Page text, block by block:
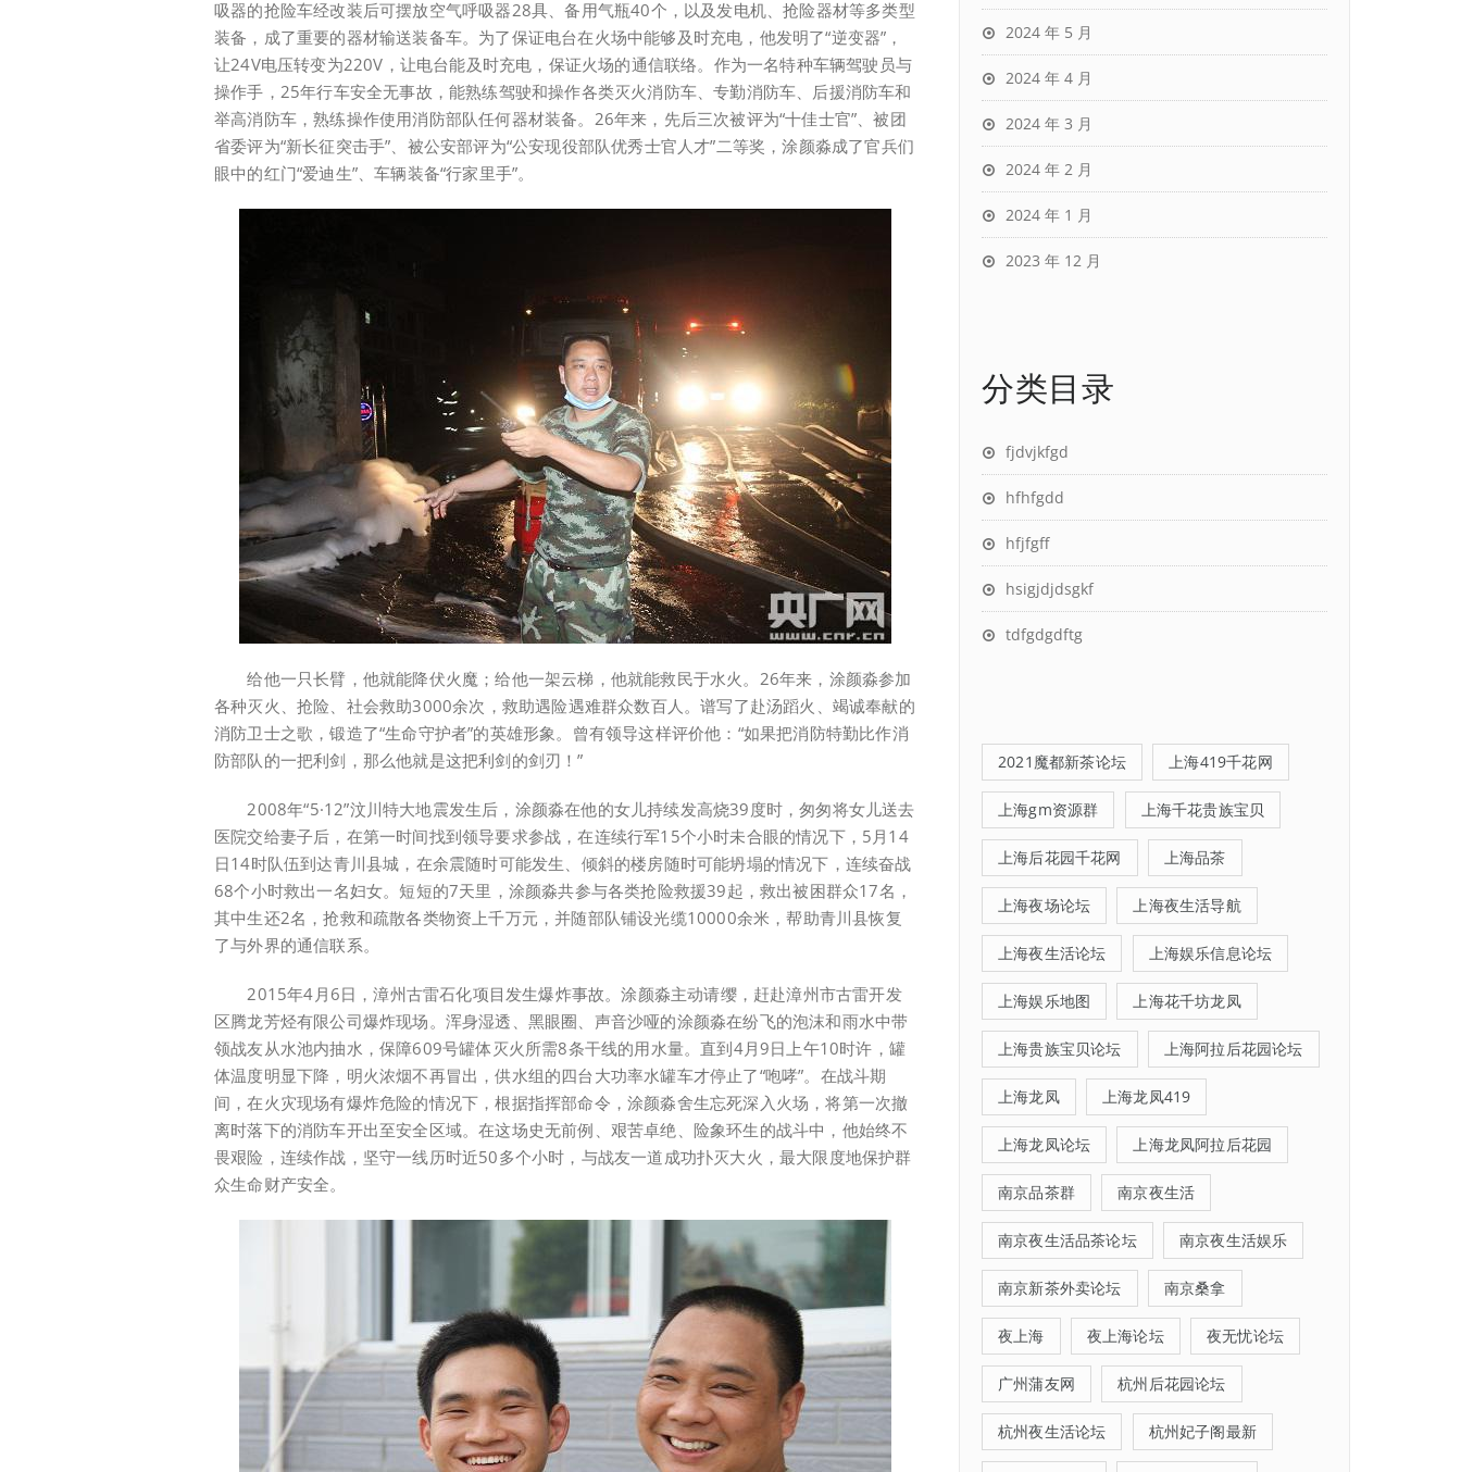
吸器的抢险车经改装后可摆放空气呼吸器28具、备用气瓶40个，以及发电机、抢险器材等多类型
装备，成了重要的器材输送装备车。为了保证电台在火场中能够及时充电，他发明了“逆变器”，
让24V电压转变为220V，让电台能及时充电，保证火场的通信联络。作为一名特种车辆驾驶员与
操作手，25年行车安全无事故，能熟练驾驶和操作各类灭火消防车、专勤消防车、后援消防车和
举高消防车，熟练操作使用消防部队任何器材装备。26年来，先后三次被评为“十佳士官”、被团
省委评为“新长征突击手”、被公安部评为“公安现役部队优秀士官人才”二等奖，涂颜淼成了官兵们
眼中的红门“爱迪生”、车辆装备“行家里手”。
给他一只长臂，他就能降伏火魔；给他一架云梯，他就能救民于水火。26年来，涂颜淼参加
各种灭火、抢险、社会救助3000余次，救助遇险遇难群众数百人。谱写了赴汤蹈火、竭诚奉献的
消防卫士之歌，锻造了“生命守护者”的英雄形象。曾有领导这样评价他：“如果把消防特勤比作消
防部队的一把利剑，那么他就是这把利剑的剑刃！”
2008年“5·12”汶川特大地震发生后，涂颜淼在他的女儿持续发高烧39度时，匆匆将女儿送去
医院交给妻子后，在第一时间找到领导要求参战，在连续行军15个小时未合眼的情况下，5月14
日14时队伍到达青川县城，在余震随时可能发生、倾斜的楼房随时可能坍塌的情况下，连续奋战
68个小时救出一名妇女。短短的7天里，涂颜淼共参与各类抢险救援39起，救出被困群众17名，
其中生还2名，抢救和疏散各类物资上千万元，并随部队铺设光缆10000余米，帮助青川县恢复
了与外界的通信联系。
2015年4月6日，漳州古雷石化项目发生爆炸事故。涂颜淼主动请缨，赶赴漳州市古雷开发
区腾龙芳烃有限公司爆炸现场。浑身湿透、黑眼圈、声音沙哑的涂颜淼在纷飞的泡沫和雨水中带
领战友从水池内抽水，保障609号罐体灭火所需8条干线的用水量。直到4月9日上午10时许，罐
体温度明显下降，明火浓烟不再冒出，供水组的四台大功率水罐车才停止了“咆哮”。在战斗期
间，在火灾现场有爆炸危险的情况下，根据指挥部命令，涂颜淼舍生忘死深入火场，将第一次撤
离时落下的消防车开出至安全区域。在这场史无前例、艰苦卓绝、险象环生的战斗中，他始终不
畏艰险，连续作战，坚守一线历时近50多个小时，与战友一道成功扑灭大火，最大限度地保护群
众生命财产安全。
2024 年 5 月
2024 年 4 月
2024 年 3 月
2024 年 2 月
2024 年 1 月
2023 年 12 月
分类目录
fjdvjkfgd
hfhfgdd
hfjfgff
hsigjdjdsgkf
tdfgdgdftg
2021魔都新茶论坛 上海419千花网
上海gm资源群 上海千花贵族宝贝
上海后花园千花网 上海品茶
上海夜场论坛 上海夜生活导航
上海夜生活论坛 上海娱乐信息论坛
上海娱乐地图 上海花千坊龙凤
上海贵族宝贝论坛 上海阿拉后花园论坛
上海龙凤 上海龙凤419
上海龙凤论坛 上海龙凤阿拉后花园
南京品茶群 南京夜生活
南京夜生活品茶论坛 南京夜生活娱乐
南京新茶外卖论坛 南京桑拿
夜上海 夜上海论坛 夜无忧论坛
广州蒲友网 杭州后花园论坛
杭州夜生活论坛 杭州妃子阁最新